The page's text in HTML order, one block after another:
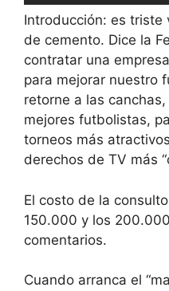
Introducción: es triste
de cemento. Dice la
contratar una
para mejorar nuestro
retorne a las
mejores futbolistas,
torneos más
derechos de TV más
El costo de la
150.000 y los
comentarios.
Cuando arranca el